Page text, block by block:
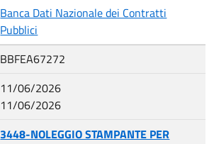
Banca Dati Nazionale dei Contratti
Pubblici
BBFEA67272
11/06/2026
11/06/2026
3448-NOLEGGIO STAMPANTE PER